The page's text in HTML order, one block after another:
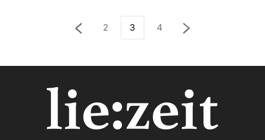
2 3 4